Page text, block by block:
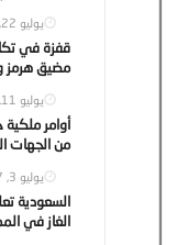
يوليو 22, 2026
قفزة في
مضيق هرمز
يوليو 11, 2026
أوامر
من الجهات
يوليو 3, 2026
السعودية
الغاز في